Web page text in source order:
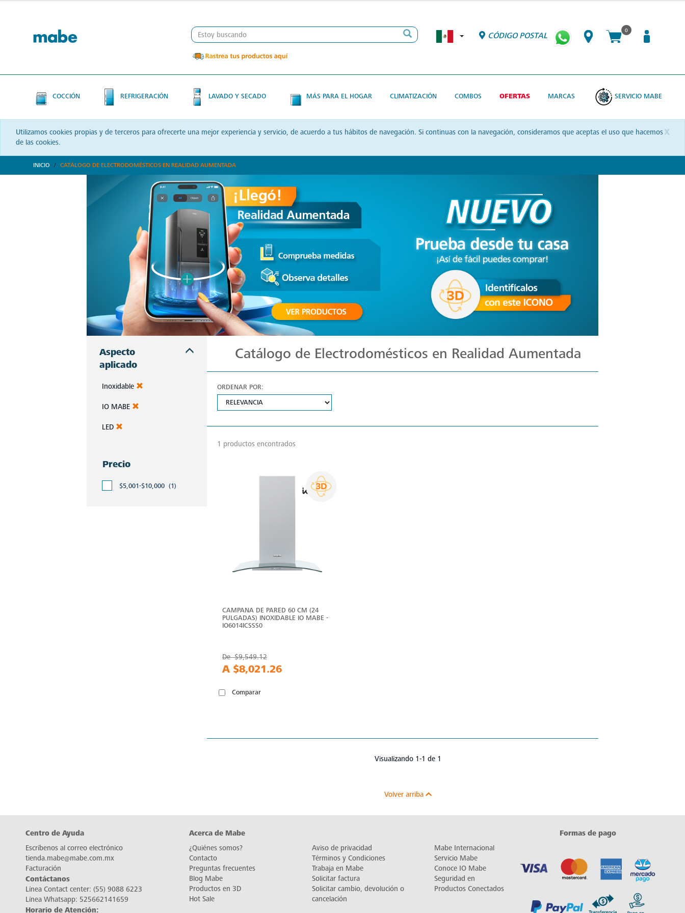
CÓDIGO POSTAL
0
COCCIÓN REFRIGERACIÓN LAVADO Y SECADO MÁS PARA EL HOGAR CLIMATIZACIÓN COMBOS OFERTAS MARCAS SERVICIO MABE
x
Utilizamos cookies propias y de terceros para ofrecerte una mejor experiencia y servicio, de acuerdo a tus hábitos de navegación. Si continuas con la navegación, consideramos que aceptas el uso que hacemos
de las cookies.
INICIO CATÁLOGO DE ELECTRODOMÉSTICOS EN REALIDAD AUMENTADA
Aspecto
aplicado
Inoxidable
IO MABE
LED
Precio
$5,001-$10,000 (1)
Catálogo de Electrodomésticos en Realidad Aumentada
ORDENAR POR:
1 productos encontrados
CAMPANA DE PARED 60 CM (24
PULGADAS) INOXIDABLE IO MABE -
IO6014ICSSS0
De$9,549.12
A $8,021.26
Comparar
Visualizando 1-1 de 1
Volver arriba
Centro de Ayuda
Escríbenos al correo electrónico
tienda.mabe@mabe.com.mx
Facturación
Contáctanos
Línea Contact center: (55) 9088 6223
Línea Whatsapp: 525662141659
Horario de Atención:
Acerca de Mabe
¿Quiénes somos?
Contacto
Preguntas frecuentes
Blog Mabe
Productos en 3D
Hot Sale
Aviso de privacidad
Términos y Condiciones
Trabaja en Mabe
Solicitar factura
Solicitar cambio, devolución o
cancelación
Mabe Internacional
Servicio Mabe
Conoce IO Mabe
Seguridad en
Productos Conectados
Formas de pago